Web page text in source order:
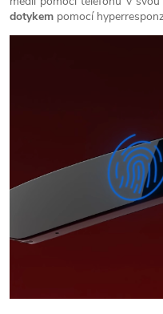
dotykem pomocí